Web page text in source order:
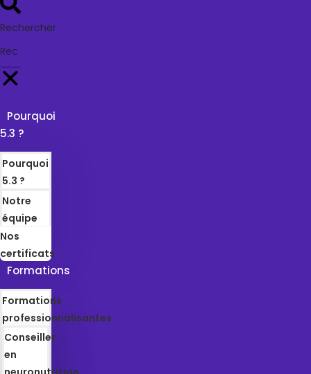
Rechercher
Pourquoi
5.3 ?
Pourquoi
5.3 ?
Notre
équipe
Nos
certificats
Formations
Formations
professionnalisantes
Conseiller
en